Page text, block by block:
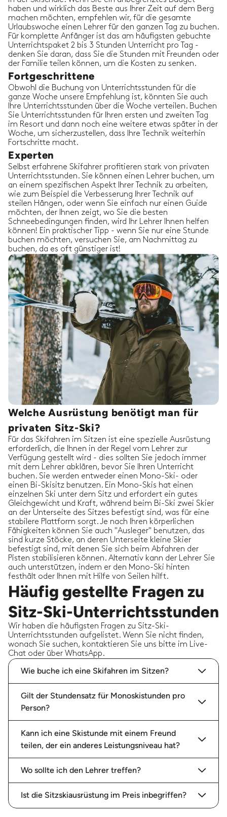
haben und wirklich das Beste aus Ihrer Zeit auf dem Berg
machen möchten, empfehlen wir, für die gesamte
Urlaubswoche einen Lehrer für den ganzen Tag zu buchen.
Für komplette Anfänger ist das am häufigsten gebuchte
Unterrichtspaket 2 bis 3 Stunden Unterricht pro Tag -
denken Sie daran, dass Sie die Stunden mit Freunden oder
der Familie teilen können, um die Kosten zu senken.
Fortgeschrittene
Obwohl die Buchung von Unterrichtsstunden für die
ganze Woche unsere Empfehlung ist, könnten Sie auch
Ihre Unterrichtsstunden über die Woche verteilen. Buchen
Sie Unterrichtsstunden für Ihren ersten und zweiten Tag
im Resort und dann noch eine weitere etwas später in der
Woche, um sicherzustellen, dass Ihre Technik weiterhin
Fortschritte macht.
Experten
Selbst erfahrene Skifahrer profitieren stark von privaten
Unterrichtsstunden. Sie können einen Lehrer buchen, um
an einem spezifischen Aspekt Ihrer Technik zu arbeiten,
wie zum Beispiel die Verbesserung Ihrer Technik auf
steilen Hängen, oder wenn Sie einfach nur einen Guide
möchten, der Ihnen zeigt, wo Sie die besten
Schneebedingungen finden, wird Ihr Lehrer Ihnen helfen
können! Ein praktischer Tipp - wenn Sie nur eine Stunde
buchen möchten, versuchen Sie, am Nachmittag zu
buchen, da es oft günstiger ist!
Welche Ausrüstung benötigt man für
privaten Sitz-Ski?
Für das Skifahren im Sitzen ist eine spezielle Ausrüstung
erforderlich, die Ihnen in der Regel vom Lehrer zur
Verfügung gestellt wird - dies sollten Sie jedoch immer
mit dem Lehrer abklären, bevor Sie Ihren Unterricht
buchen. Sie werden entweder einen Mono-Ski- oder
einen Bi-Skisitz benutzen. Ein Mono-Skis hat einen
einzelnen Ski unter dem Sitz und erfordert ein gutes
Gleichgewicht und Kraft, während beim Bi-Ski zwei Skier
an der Unterseite des Sitzes befestigt sind, was für eine
stabilere Plattform sorgt. Je nach Ihren körperlichen
Fähigkeiten können Sie auch "Ausleger" benutzen, das
sind kurze Stöcke, an deren Unterseite kleine Skier
befestigt sind, mit denen Sie sich beim Abfahren der
Pisten stabilisieren können. Alternativ kann der Lehrer Sie
auch unterstützen, indem er den Mono-Ski hinten
festhält oder Ihnen mit Hilfe von Seilen hilft.
Häufig gestellte Fragen zu
Sitz-Ski-Unterrichtsstunden
Wir haben die häufigsten Fragen zu Sitz-Ski-
Unterrichtsstunden aufgelistet. Wenn Sie nicht finden,
wonach Sie suchen, kontaktieren Sie uns bitte im Live-
Chat oder über WhatsApp.
Wie buche ich eine Skifahren im Sitzen?
Gilt der Stundensatz für Monoskistunden pro
Person?
Kann ich eine Skistunde mit einem Freund
teilen, der ein anderes Leistungsniveau hat?
Wo sollte ich den Lehrer treffen?
Ist die Sitzskiausrüstung im Preis inbegriffen?